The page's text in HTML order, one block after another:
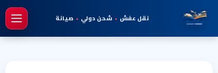
نقل عفش • شحن دولي • صيانة